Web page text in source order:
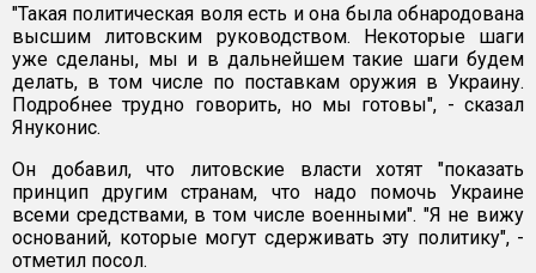
"Такая политическая воля есть и она была обнародована
высшим литовским руководством. Некоторые шаги
уже сделаны, мы и в дальнейшем такие шаги будем
делать, в том числе по поставкам оружия в Украину.
Подробнее трудно говорить, но мы готовы", - сказал
Януконис.
Он добавил, что литовские власти хотят "показать
принцип другим странам, что надо помочь Украине
всеми средствами, в том числе военными". "Я не вижу
оснований, которые могут сдерживать эту политику", -
отметил посол.